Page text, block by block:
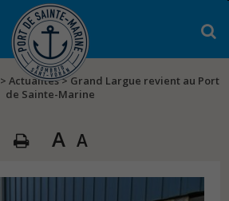
> Actualités>Grand Largue revient au Port
de Sainte-Marine
A A